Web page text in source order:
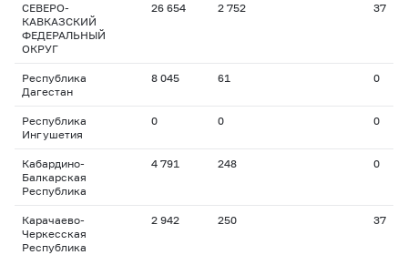
СЕВЕРО-
КАВКАЗСКИЙ
ФЕДЕРАЛЬНЫЙ
ОКРУГ
26 654 2 752 37
Республика
Дагестан
8 045 61 0
Республика
Ингушетия
0 0 0
Кабардино-
Балкарская
Республика
4 791 248 0
Карачаево-
Черкесская
Республика
2 942 250 37